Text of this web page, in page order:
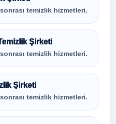
temizlik hizmetleri.
Şirketi
temizlik hizmetleri.
Şirketi
temizlik hizmetleri.